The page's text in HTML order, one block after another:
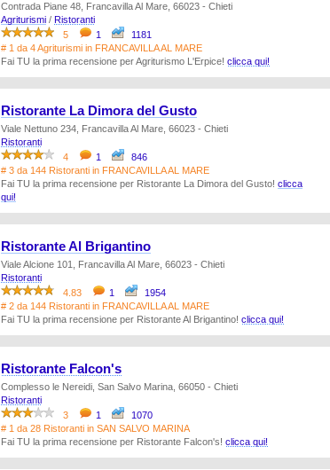
Contrada Piane 48, Francavilla Al Mare, 66023 - Chieti
Agriturismi / Ristoranti
5
1
1181
# 1 da 4 Agriturismi in FRANCAVILLA AL MARE
Fai TU la prima recensione per Agriturismo L'Erpice! clicca qui!
Ristorante La Dimora del Gusto
Viale Nettuno 234, Francavilla Al Mare, 66023 - Chieti
Ristoranti
4
1
846
# 3 da 144 Ristoranti in FRANCAVILLA AL MARE
Fai TU la prima recensione per Ristorante La Dimora del Gusto! clicca
qui!
Ristorante Al Brigantino
Viale Alcione 101, Francavilla Al Mare, 66023 - Chieti
Ristoranti
4.83
1
1954
# 2 da 144 Ristoranti in FRANCAVILLA AL MARE
Fai TU la prima recensione per Ristorante Al Brigantino! clicca qui!
Ristorante Falcon's
Complesso le Nereidi, San Salvo Marina, 66050 - Chieti
Ristoranti
3
1
1070
# 1 da 28 Ristoranti in SAN SALVO MARINA
Fai TU la prima recensione per Ristorante Falcon's! clicca qui!